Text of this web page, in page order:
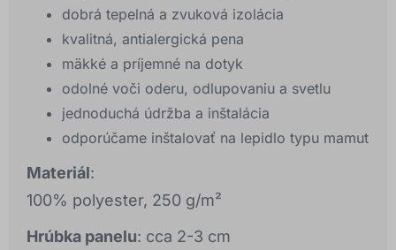
dobrá tepelná a zvuková izolácia
kvalitná, antialergická pena
mäkké a príjemné na dotyk
odolné voči oderu, odlupovaniu a svetlu
jednoduchá údržba a inštalácia
odporúčame inštalovať na lepidlo typu mamut
Materiál:
100% polyester, 250 g/m²
Hrúbka panelu: cca 2-3 cm